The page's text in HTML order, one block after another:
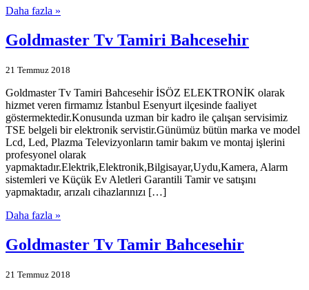
Daha fazla »
Goldmaster Tv Tamiri Bahcesehir
21 Temmuz 2018
Goldmaster Tv Tamiri Bahcesehir İSÖZ ELEKTRONİK olarak
hizmet veren firmamız İstanbul Esenyurt ilçesinde faaliyet
göstermektedir.Konusunda uzman bir kadro ile çalışan servisimiz
TSE belgeli bir elektronik servistir.Günümüz bütün marka ve model
Lcd, Led, Plazma Televizyonların tamir bakım ve montaj işlerini
profesyonel olarak
yapmaktadır.Elektrik,Elektronik,Bilgisayar,Uydu,Kamera, Alarm
sistemleri ve Küçük Ev Aletleri Garantili Tamir ve satışını
yapmaktadır, arızalı cihazlarınızı […]
Daha fazla »
Goldmaster Tv Tamir Bahcesehir
21 Temmuz 2018